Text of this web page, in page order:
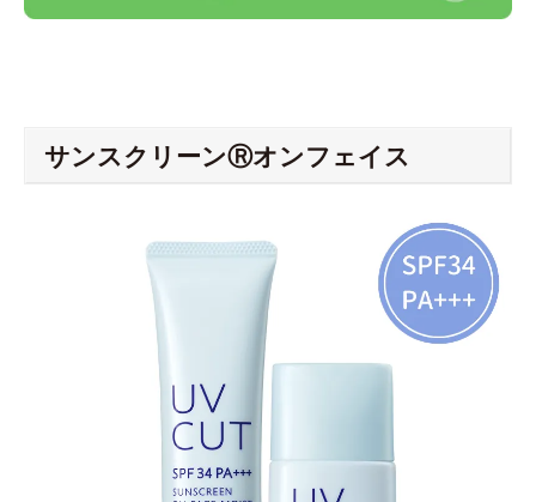
サンスクリーンⓇオンフェイス